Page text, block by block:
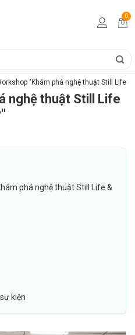
0
"Khám phá nghệ thuật Still Life &
nghệ thuật Still Life
phá nghệ thuật Still Life &
kiện